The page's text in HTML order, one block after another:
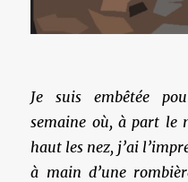
Je suis embêtée
semaine où, à part le
haut les nez, j’ai
à main d’une